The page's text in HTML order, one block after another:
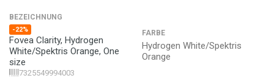
BEZEICHNUNG
-22%
Fovea Clarity, Hydrogen
White/Spektris Orange, One
size
7325549994003
FARBE
Hydrogen White/Spektris
Orange